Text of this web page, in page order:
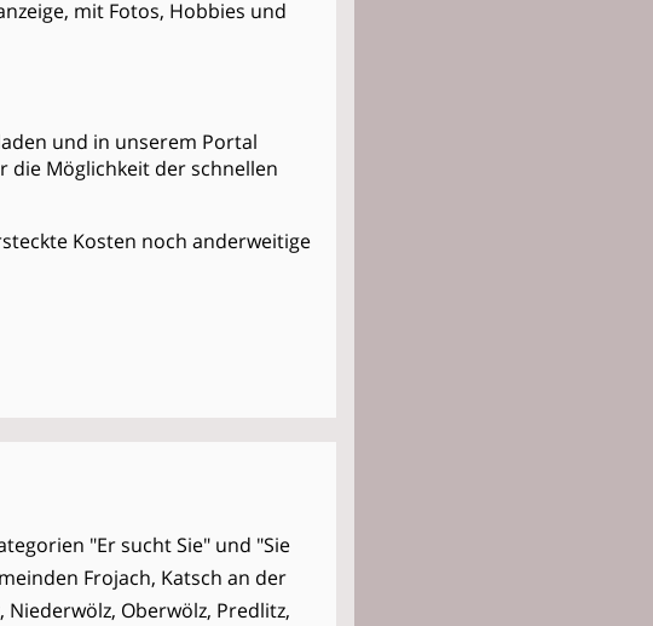
mit Fotos, Hobbies und
und in unserem Portal
Möglichkeit der schnellen
Kosten noch anderweitige
"Er sucht Sie" und "Sie
Frojach, Katsch an der
Oberwölz, Predlitz,